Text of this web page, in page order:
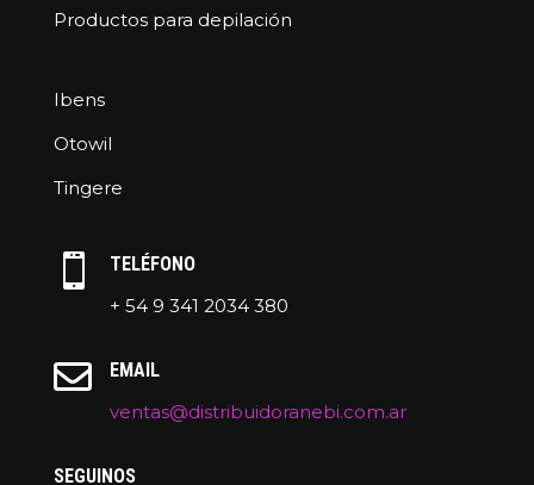
Productos para depilación
Ibens
Otowil
Tingere

TELÉFONO
+ 54 9 341 2034 380

EMAIL
ventas@distribuidoranebi.com.ar
SEGUINOS